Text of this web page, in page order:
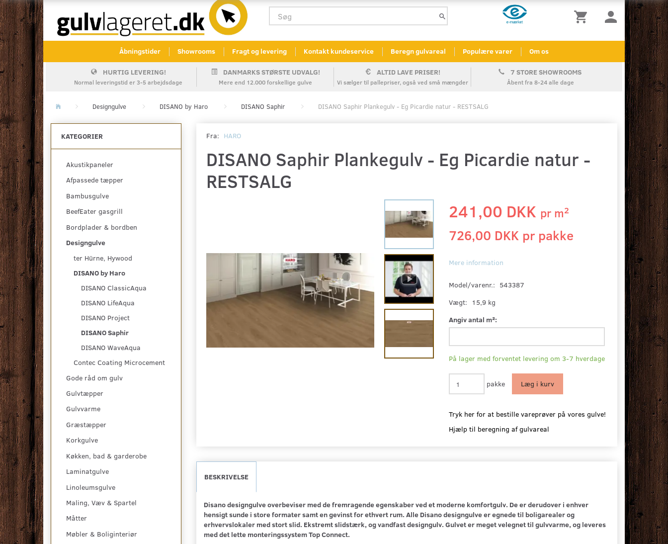
Åbningstider Showrooms Fragt og levering Kontakt kundeservice Beregn gulvareal Populære varer Om os
HURTIG LEVERING!
Normal leveringstid er 3-5 arbejdsdage
DANMARKS STØRSTE UDVALG!
Mere end 12.000 forskellige gulve
ALTID LAVE PRISER!
Vi sælger til pallepriser, også ved små mængder
7 STORE SHOWROOMS
Åbent fra 8-24 alle dage
Designgulve DISANO by Haro DISANO Saphir DISANO Saphir Plankegulv - Eg Picardie natur - RESTSALG
KATEGORIER
Akustikpaneler
Afpassede tæpper
Bambusgulve
BeefEater gasgrill
Bordplader & bordben
Designgulve
ter Hürne, Hywood
DISANO by Haro
DISANO ClassicAqua
DISANO LifeAqua
DISANO Project
DISANO Saphir
DISANO WaveAqua
Contec Coating Microcement
Gode råd om gulv
Gulvtæpper
Gulvvarme
Græstæpper
Korkgulve
Køkken, bad & garderobe
Laminatgulve
Linoleumsgulve
Maling, Væv & Spartel
Måtter
Møbler & Boliginteriør
Fra: HARO
DISANO Saphir Plankegulv - Eg Picardie natur -
RESTSALG
241,00 DKK pr m2
726,00 DKK pr pakke
Mere information
Model/varenr.: 543387
Vægt:
15,9 kg
Angiv antal m²:
På lager med forventet levering om 3-7 hverdage
pakke Læg i kurv
Tryk her for at bestille vareprøver på vores gulve!
Hjælp til beregning af gulvareal
BESKRIVELSE
Disano designgulve overbeviser med de fremragende egenskaber ved et moderne komfortgulv. De er derudover i enhver
hensigt sunde i store formater samt en gevinst for ethvert rum. Alle Disano designgulve er egnede til boligarealer og
erhvervslokaler med stort slid. Ekstremt slidstærk, og vandfast designgulv. Gulvet er meget velegnet til gulvvarme, og leveres
med det lette monteringssystem Top Connect.